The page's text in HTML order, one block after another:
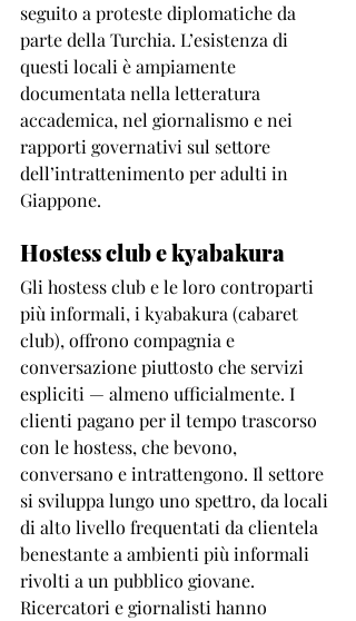
seguito a proteste diplomatiche da
parte della Turchia. L’esistenza di
questi locali è ampiamente
documentata nella letteratura
accademica, nel giornalismo e nei
rapporti governativi sul settore
dell’intrattenimento per adulti in
Giappone.
Hostess club e kyabakura
Gli hostess club e le loro controparti
più informali, i kyabakura (cabaret
club), offrono compagnia e
conversazione piuttosto che servizi
espliciti — almeno ufficialmente. I
clienti pagano per il tempo trascorso
con le hostess, che bevono,
conversano e intrattengono. Il settore
si sviluppa lungo uno spettro, da locali
di alto livello frequentati da clientela
benestante a ambienti più informali
rivolti a un pubblico giovane.
Ricercatori e giornalisti hanno